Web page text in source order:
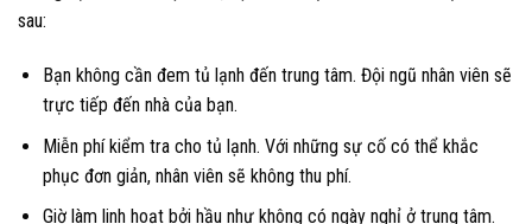
sau:
Bạn không cần đem tủ lạnh đến trung tâm. Đội ngũ nhân viên sẽ
trực tiếp đến nhà của bạn.
Miễn phí kiểm tra cho tủ lạnh. Với những sự cố có thể khắc
phục đơn giản, nhân viên sẽ không thu phí.
Giờ làm linh hoạt bởi hầu như không có ngày nghỉ ở trung tâm.